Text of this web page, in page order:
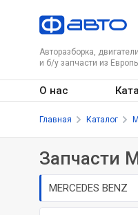
Авторазборка, двигатели
и б/у запчасти из
О нас
Главная Каталог
Запчасти
MERCEDES BENZ